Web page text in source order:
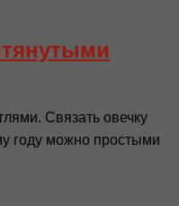
Связать овечку
году можно простыми